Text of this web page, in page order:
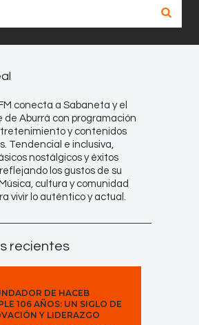
conecta a Sabaneta y el
de Aburrá con programación
y contenidos
Tendencial e inclusiva,
nostálgicos y éxitos
los gustos de su
cultura y comunidad
vivir lo auténtico y actual.
recientes
DE HACEB
106 AÑOS: UN SIGLO DE
Y LIDERAZGO